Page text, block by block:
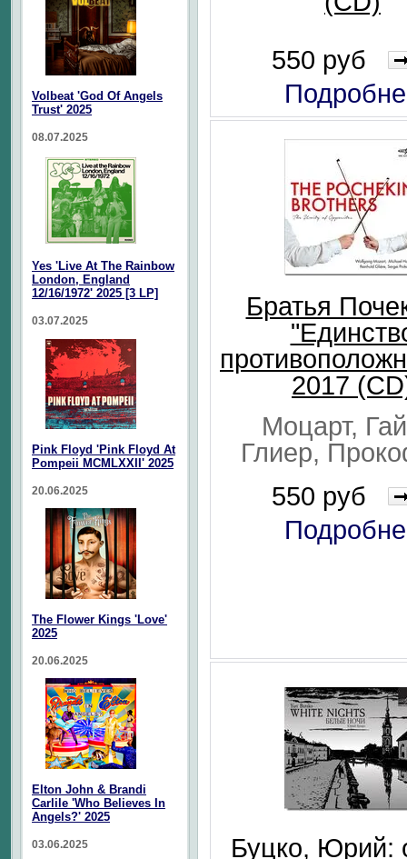
550 руб
Братья
2017
Моцарт,
Глиер,
550 руб
Буцко, Юрий:
Volbeat 'God Of Angels
Trust' 2025
08.07.2025
Yes 'Live At The Rainbow
London, England
12/16/1972' 2025 [3 LP]
03.07.2025
Pink Floyd 'Pink Floyd At
Pompeii MCMLXXII' 2025
20.06.2025
The Flower Kings 'Love'
2025
20.06.2025
Elton John & Brandi
Carlile 'Who Believes In
Angels?' 2025
03.06.2025